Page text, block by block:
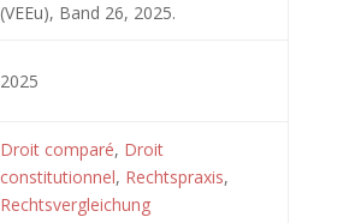
(VEEu), Band 26, 2025.
2025
Droit comparé, Droit
constitutionnel, Rechtspraxis,
Rechtsvergleichung